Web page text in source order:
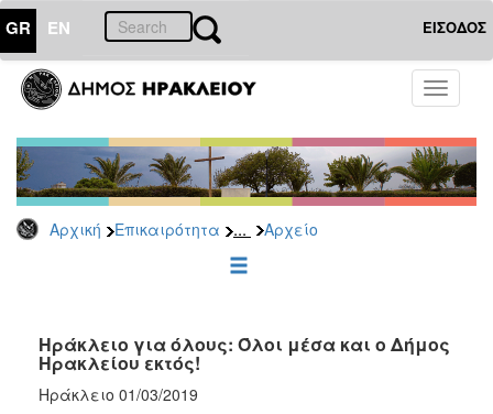
GR EN ΕΙΣΟΔΟΣ
Toggle
Αρχική Επικαιρότητα ... Αρχείο
ΕΠΙΚΑΙΡΟΤΗΤΑ
Παρατάξεις
Αρχείο
ΕΠΙΣΚΕΠΤΗΣ
ΗΡΑΚΛΕΙΟ
Ηράκλειο για όλους: Όλοι μέσα και ο Δήμος
Ηρακλείου εκτός!
Ηράκλειο 01/03/2019